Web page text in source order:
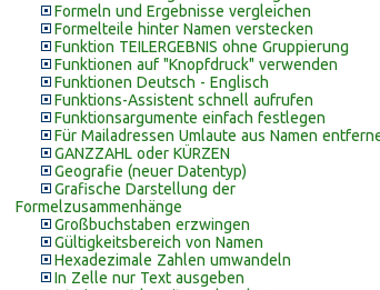
Formeln und Ergebnisse vergleichen
Formelteile hinter Namen verstecken
Funktion TEILERGEBNIS ohne Gruppierung
Funktionen auf "Knopfdruck" verwenden
Funktionen Deutsch - Englisch
Funktions-Assistent schnell aufrufen
Funktionsargumente einfach festlegen
Für Mailadressen Umlaute aus Namen
GANZZAHL oder KÜRZEN
Geografie (neuer Datentyp)
Grafische Darstellung der
Formelzusammenhänge
Großbuchstaben erzwingen
Gültigkeitsbereich von Namen
Hexadezimale Zahlen umwandeln
In Zelle nur Text ausgeben